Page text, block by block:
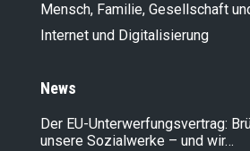
Mensch, Familie, Gesellschaft
Internet und Digitalisierung
News
Der EU-Unterwerfungsvertrag:
unsere Sozialwerke – und wir…